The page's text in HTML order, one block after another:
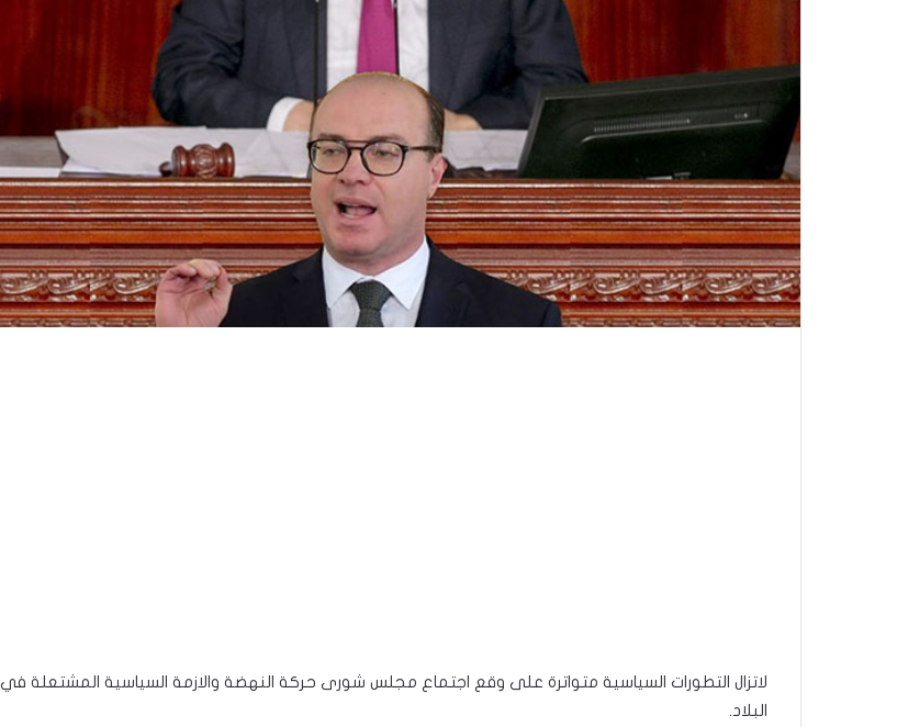
لاتزال التطورات السياسية متواترة على وقع اجتماع مجلس شورى حركة النهضة والازمة السياسية المشتعلة في
البلاد.